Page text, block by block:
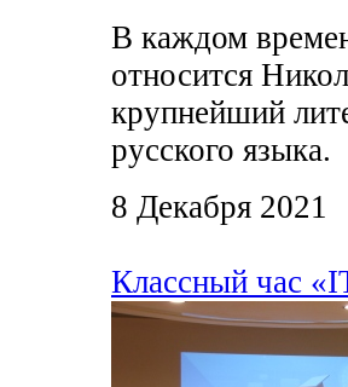
В каждом
относится
крупнейший
русского языка.
8 Декабря 2021
Классный час